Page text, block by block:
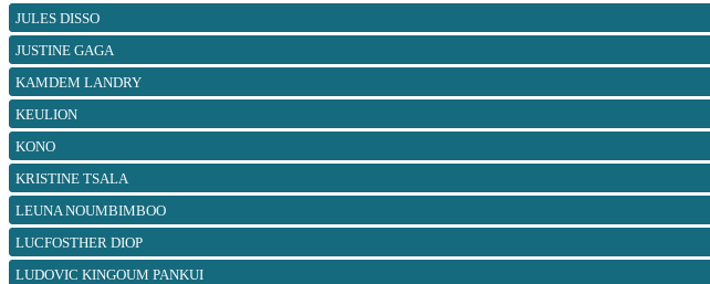
JULES DISSO
JUSTINE GAGA
KAMDEM LANDRY
KEULION
KONO
KRISTINE TSALA
LEUNA NOUMBIMBOO
LUCFOSTHER DIOP
LUDOVIC KINGOUM PANKUI